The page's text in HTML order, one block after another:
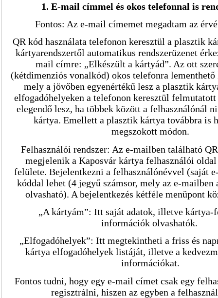
1. E-mail címmel és okos telefonnal is
Fontos: Az e-mail címemet megadtam az
QR kód használata telefonon keresztül a plasztik
kártyarendszertől automatikus rendszerüzenet
mail címre: „Elkészült a kártyád”. Az ott
(kétdimenziós vonalkód) okos telefonra
mely a jövőben egyenértékű lesz a plasztik
elfogadóhelyeken a telefonon keresztül
elegendő lesz, ha többek között a felhasználónál
kártya. Emellett a plasztik kártya továbbra is
megszokott módon.
Felhasználói rendszer: Az e-mailben található
megjelenik a Kaposvár kártya felhasználói
felülete. Bejelentkezni a felhasználónévvel (saját
kóddal lehet (4 jegyű számsor, mely az e-mailben
olvasható). A bejelentkezés kétféle menüpont
„A kártyám”: Itt saját adatok, illetve kártya-
információk olvashatók.
„Elfogadóhelyek”: Itt megtekintheti a friss és
kártya elfogadóhelyek listáját, illetve a
információkat.
Fontos tudni, hogy egy e-mail címet csak egy
regisztrálni, hiszen az egyben a